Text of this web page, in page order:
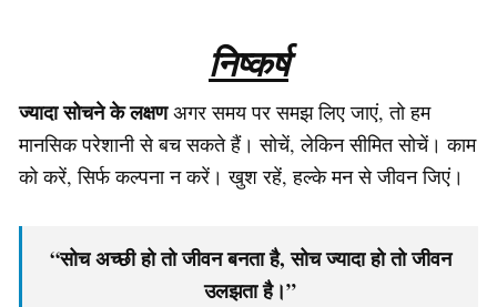
निष्कर्ष
ज्यादा सोचने के लक्षणअगर समय पर समझ लिए जाएं, तो हम
मानसिक परेशानी से बच सकते हैं। सोचें, लेकिन सीमित सोचें। काम
को करें, सिर्फ कल्पना न करें। खुश रहें, हल्के मन से जीवन जिएं।
“सोच अच्छी हो तो जीवन बनता है, सोच ज्यादा हो तो जीवन
उलझता है।”